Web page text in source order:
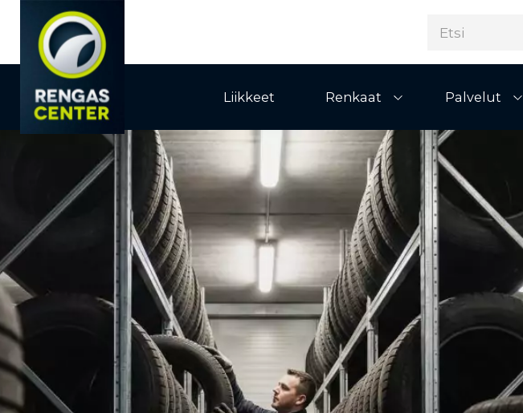
Liikkeet Renkaat
Avaa alivalikko
Palvelut